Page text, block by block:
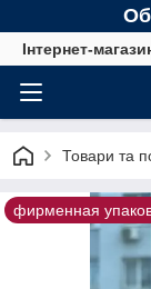
Інтернет-
Товари та
фирменная